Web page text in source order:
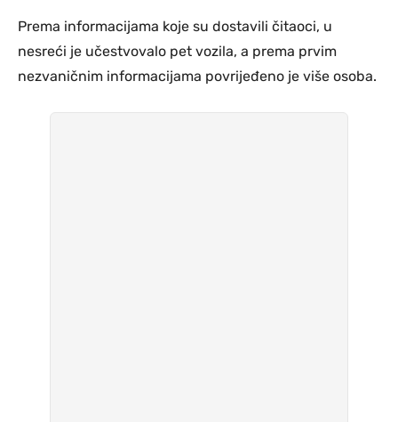
Prema informacijama koje su dostavili čitaoci, u
nesreći je učestvovalo pet vozila, a prema prvim
nezvaničnim informacijama povrijeđeno je više osoba.